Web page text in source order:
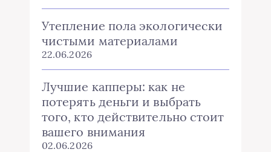
Утепление пола экологически
чистыми материалами
22.06.2026
Лучшие капперы: как не
потерять деньги и выбрать
того, кто действительно стоит
вашего внимания
02.06.2026